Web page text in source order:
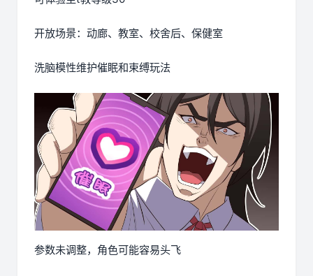
开放场景：动廊、教室、校舍后、保健室
洗脑模性维护催眠和束缚玩法
参数未调整，角色可能容易头飞